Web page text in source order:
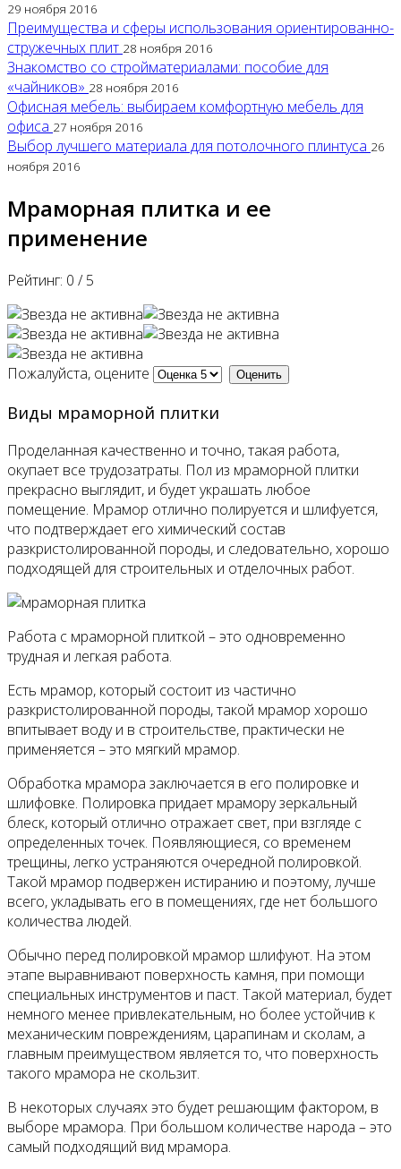
29 ноября 2016
Преимущества и сферы использования ориентированно-
стружечных плит 28 ноября 2016
Знакомство со стройматериалами: пособие для
«чайников» 28 ноября 2016
Офисная мебель: выбираем комфортную мебель для
офиса 27 ноября 2016
Выбор лучшего материала для потолочного плинтуса 26
ноября 2016
Мраморная плитка и ее
применение
Рейтинг: 0 /5
Пожалуйста, оцените
Виды мраморной плитки
Проделанная качественно и точно, такая работа,
окупает все трудозатраты. Пол из мраморной плитки
прекрасно выглядит, и будет украшать любое
помещение. Мрамор отлично полируется и шлифуется,
что подтверждает его химический состав
разкристолированной породы, и следовательно, хорошо
подходящей для строительных и отделочных работ.
Работа с мраморной плиткой – это одновременно
трудная и легкая работа.
Есть мрамор, который состоит из частично
разкристолированной породы, такой мрамор хорошо
впитывает воду и в строительстве, практически не
применяется – это мягкий мрамор.
Обработка мрамора заключается в его полировке и
шлифовке. Полировка придает мрамору зеркальный
блеск, который отлично отражает свет, при взгляде с
определенных точек. Появляющиеся, со временем
трещины, легко устраняются очередной полировкой.
Такой мрамор подвержен истиранию и поэтому, лучше
всего, укладывать его в помещениях, где нет большого
количества людей.
Обычно перед полировкой мрамор шлифуют. На этом
этапе выравнивают поверхность камня, при помощи
специальных инструментов и паст. Такой материал, будет
немного менее привлекательным, но более устойчив к
механическим повреждениям, царапинам и сколам, а
главным преимуществом является то, что поверхность
такого мрамора не скользит.
В некоторых случаях это будет решающим фактором, в
выборе мрамора. При большом количестве народа – это
самый подходящий вид мрамора.